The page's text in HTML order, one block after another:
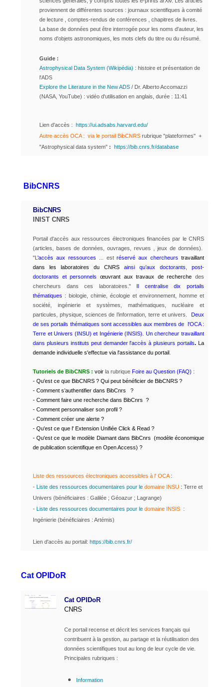
proviennent de différentes sources : journaux scientifiques à comité
de lecture , comptes-rendus de conférences , chapitres de livres.
La base de données peut être interrogée pour les noms d'auteur, les
noms d'objets astronomiques, les mots clefs du titre ou du résumé.
Guide :
Astrophysical Data System (Wikipédia) : histoire et présentation de
l'ADS
Explore the Literature in the New ADS / Dr. Alberto Accomazzi
(NASA, YouTube) : vidéo d'utilisation en anglais, durée : 11:41
Lien d'accès : https://ui.adsabs.harvard.edu/
Autre accès OCA : via le portail BibCNRS rubrique "plateformes" +
"Astrophysical data system" : https://bib.cnrs.fr/database
BibCNRS
BibCNRS
INIST CNRS
Portail d'accès aux ressources électroniques financées par le CNRS
(articles, bases de données, ouvrages, revues , jeux de données).
"L ’accès aux ressources ... estréservé aux chercheurs travaillant
dans les laboratoires du CNRS ainsi qu’aux doctorants
post-
doctorants et personnels œuvrant aux travaux de recherche des
chercheurs dans ces laboratoires." Il centralise dix portails
thématiques : biologie, chimie, écologie et environnement, homme et
société, ingénierie et systèmes, mathématiques, nucléaire et
particules, physique, sciences de l’information, terre et univers. Deux
de ses portails thématiques sont accessibles aux membres de l'OCA :
Terre et Univers (INSU) et Ingénierie (INSIS). Un chercheur travaillant
dans plusieurs instituts peut demander l'accès à plusieurs portails. La
demande individuelle s'effectue via l'assistance du portail
Tutoriels de BibCNRS : voir la rubrique Foire au Question (FAQ) :
- Qu'est ce que BibCNRS ? Qui peut bénéficier de BibCNRS ?
- Comment s’authentifier dans BibCnrs ?
- Comment faire une recherche dans BibCnrs ?
- Comment personnaliser son profil ?
- Comment créer une alerte ?
- Qu'est ce que l' Extension Unifiée Click & Read ?
- Qu'est ce que le modèle Diamant dans BibCnrs (modèle économique
de publication scientifique en Open Access) ?
Liste des ressources électroniques accessibles à l' OCA:
- Liste des ressources documentaires pour le domaine INSU : Terre et
Univers (bénéficiaires : Galilée ; Géoazur ; Lagrange)
- Liste des ressources documentaires pour le domaine INSIS :
Ingénierie (bénéficiaires : Artémis)
Lien d'accès au portail: https://bib.cnrs.fr/
Cat OPIDoR
Cat OPIDoR
CNRS
Ce portail recense et décrit les services français qui
contribuent à la gestion, au partage et la réutilisation des
données scientifiques tout au long de leur cycle de vie.
Principales rubriques :
Information